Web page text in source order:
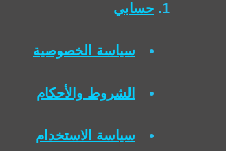
حسابي
سياسة الخصوصية
الشروط والأحكام
سياسة الاستخدام